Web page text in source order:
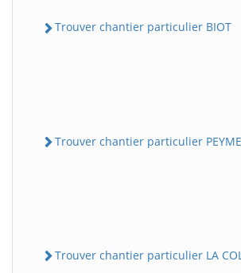
Trouver chantier particulier BIOT
Trouver chantier particulier
Trouver chantier particulier LA